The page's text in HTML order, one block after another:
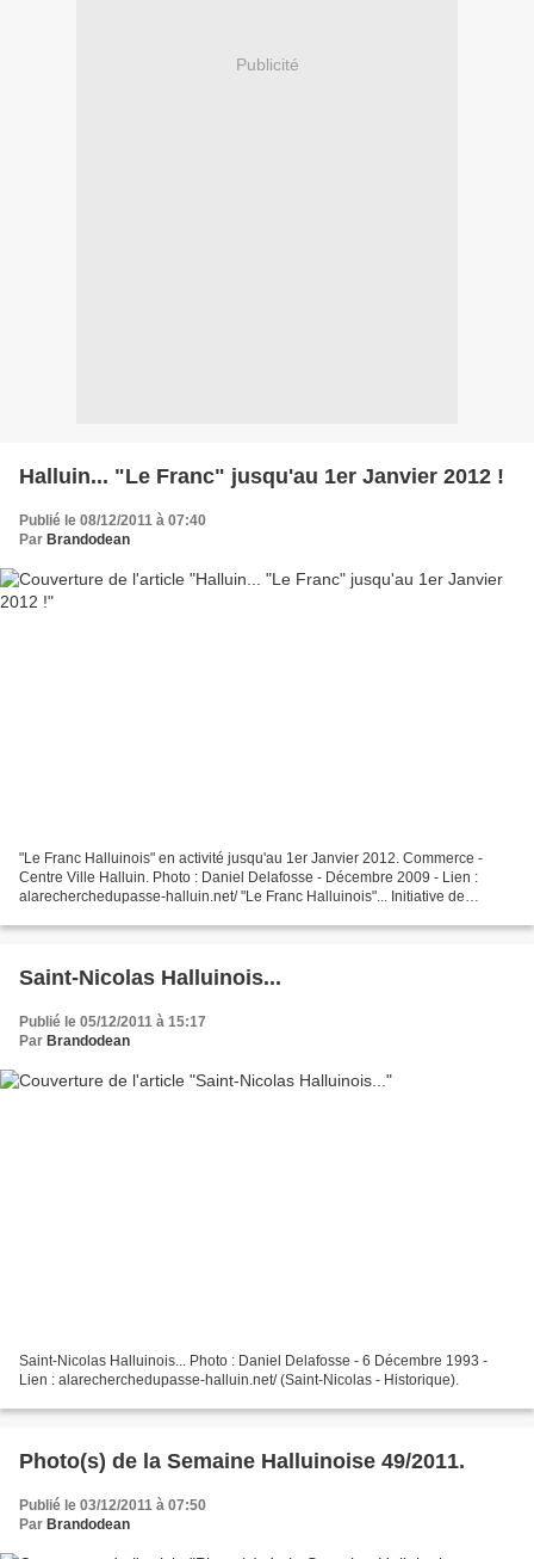
Publicité
Halluin... "Le Franc" jusqu'au 1er Janvier 2012 !
Publié le 08/12/2011 à 07:40
Par Brandodean
"Le Franc Halluinois" en activité jusqu'au 1er Janvier 2012. Commerce -
Centre Ville Halluin. Photo : Daniel Delafosse - Décembre 2009 - Lien :
alarecherchedupasse-halluin.net/ "Le Franc Halluinois"... Initiative de
Saint-Nicolas Halluinois...
Publié le 05/12/2011 à 15:17
Par Brandodean
Saint-Nicolas Halluinois... Photo : Daniel Delafosse - 6 Décembre 1993 -
Lien : alarecherchedupasse-halluin.net/ (Saint-Nicolas - Historique).
Photo(s) de la Semaine Halluinoise 49/2011.
Publié le 03/12/2011 à 07:50
Par Brandodean